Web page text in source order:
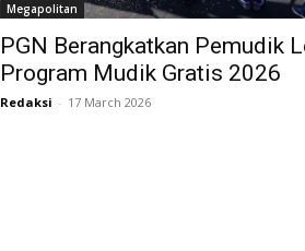
Megapolitan
PGN Berangkatkan Pemudik
Program Mudik Gratis 2026
Redaksi - 17 March 2026